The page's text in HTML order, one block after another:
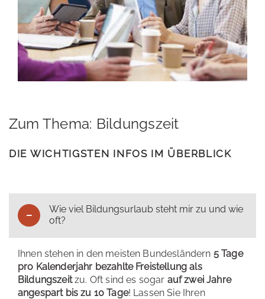
Zum Thema: Bildungszeit
DIE WICHTIGSTEN INFOS IM ÜBERBLICK
Wie viel Bildungsurlaub steht mir zu und wie
oft?
Ihnen stehen in den meisten Bundesländern 5 Tage
pro Kalenderjahr bezahlte Freistellung als
Bildungszeitzu. Oft sind es sogar auf zwei Jahre
angespart bis zu 10 Tage! Lassen Sie Ihren